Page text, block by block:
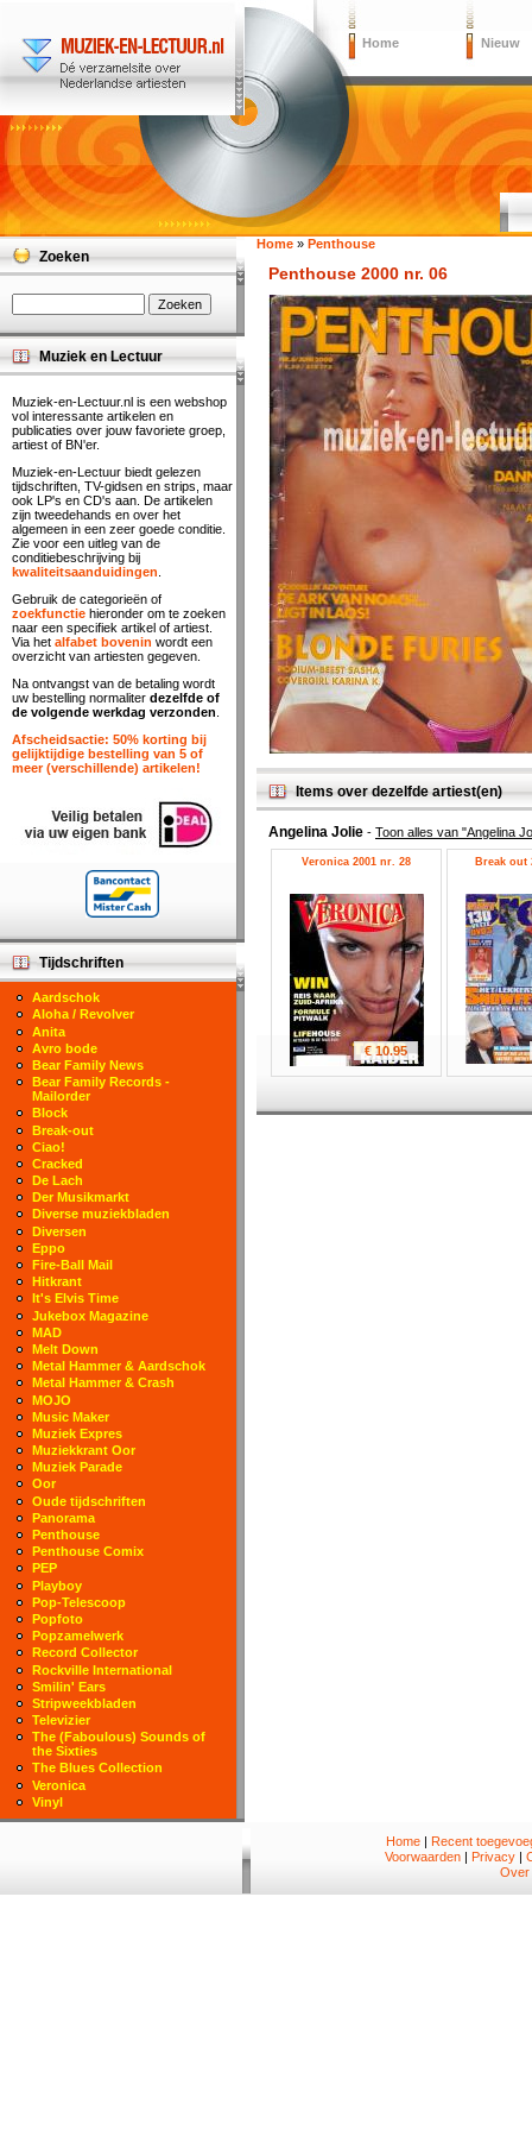
Home Nieuw
Home » Penthouse
Penthouse 2000 nr. 06
Items over dezelfde artiest(en)
Angelina Jolie - Toon alles van "Angelina
Veronica 2001 nr. 28
€ 10.95
Break out
Zoeken
Muziek en Lectuur
Muziek-en-Lectuur.nl is een webshop
vol interessante artikelen en
publicaties over jouw favoriete groep,
artiest of BN'er.
Muziek-en-Lectuur biedt gelezen
tijdschriften, TV-gidsen en strips, maar
ook LP's en CD's aan. De artikelen
zijn tweedehands en over het
algemeen in een zeer goede conditie.
Zie voor een uitleg van de
conditiebeschrijving bij
kwaliteitsaanduidingen
Gebruik de categorieën of
zoekfunctie hieronder om te zoeken
naar een specifiek artikel of artiest.
Via het alfabet bovenin wordt een
overzicht van artiesten gegeven.
Na ontvangst van de betaling wordt
uw bestelling normaliter dezelfde of
de volgende werkdag verzonden
Afscheidsactie: 50% korting bij
gelijktijdige bestelling van 5 of
meer (verschillende) artikelen!
Tijdschriften
Aardschok
Aloha / Revolver
Anita
Avro bode
Bear Family News
Bear Family Records -
Mailorder
Block
Break-out
Ciao!
Cracked
De Lach
Der Musikmarkt
Diverse muziekbladen
Diversen
Eppo
Fire-Ball Mail
Hitkrant
It's Elvis Time
Jukebox Magazine
MAD
Melt Down
Metal Hammer & Aardschok
Metal Hammer & Crash
MOJO
Music Maker
Muziek Expres
Muziekkrant Oor
Muziek Parade
Oor
Oude tijdschriften
Panorama
Penthouse
Penthouse Comix
PEP
Playboy
Pop-Telescoop
Popfoto
Popzamelwerk
Record Collector
Rockville International
Smilin' Ears
Stripweekbladen
Televizier
The (Faboulous) Sounds of
the Sixties
The Blues Collection
Veronica
Vinyl
Home| Recent
Voorwaarden | Privacy |
Over